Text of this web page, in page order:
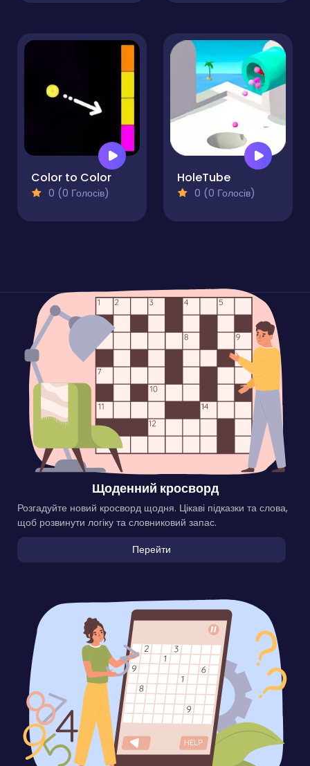
Color to Color
0 (0 Голосів)
HoleTube
0 (0 Голосів)
Щоденний кросворд
Розгадуйте новий кросворд щодня. Цікаві підказки та слова,
щоб розвинути логіку та словниковий запас.
Перейти